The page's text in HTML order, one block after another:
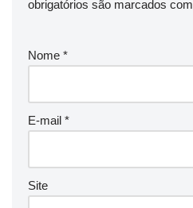
obrigatórios são marcados com
Nome *
E-mail *
Site